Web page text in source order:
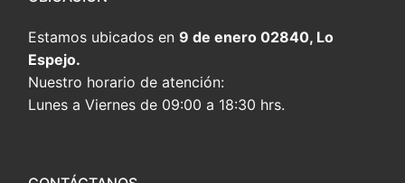
Estamos ubicados en 9 de enero 02840, Lo
Espejo.
Nuestro horario de atención:
Lunes a Viernes de 09:00 a 18:30 hrs.